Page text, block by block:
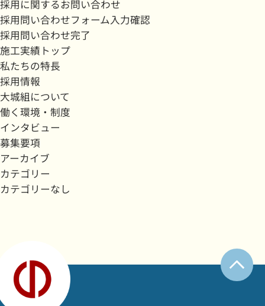
採用に関するお問い合わせ
採用問い合わせフォーム入力確認
採用問い合わせ完了
施工実績トップ
私たちの特長
採用情報
大城組について
働く環境・制度
インタビュー
募集要項
アーカイブ
カテゴリー
カテゴリーなし